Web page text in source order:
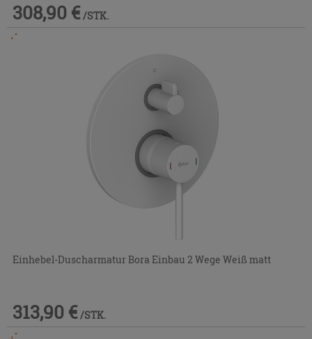
308,90 € /STK.
Einhebel-Duscharmatur Bora Einbau 2 Wege Weiß matt
313,90 € /STK.